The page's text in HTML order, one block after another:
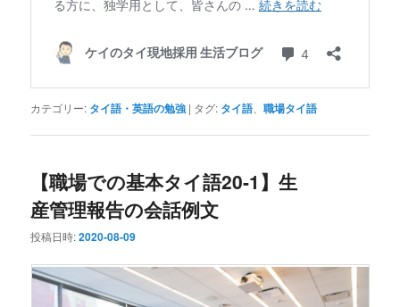
カテゴリー: タイ語・英語の勉強 | タグ: タイ語、職場タイ語
【職場での基本タイ語20-1】生
産管理報告の会話例文
投稿日時:2020-08-09